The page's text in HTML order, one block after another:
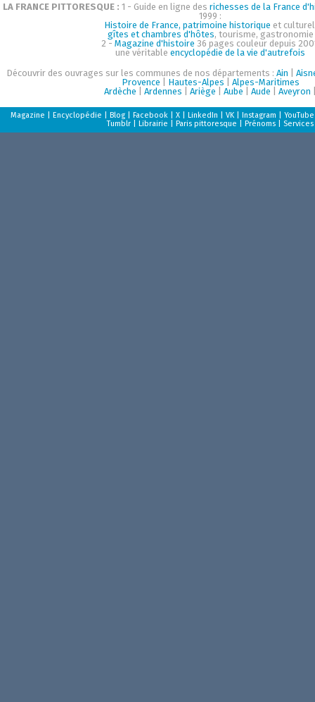
LA FRANCE PITTORESQUE : 1 - Guide en ligne des richesses de la France
1999 :
Histoire de France, patrimoine historique et
gîtes et chambres d'hôtes, tourisme, gastronomie
2 - Magazine d'histoire 36 pages couleur depuis
une véritableencyclopédie de la vie d'autrefois
Découvrir des ouvrages sur les communes de nos départements :Ain |
Provence
Hautes-Alpes
Alpes-Maritimes
Ardèche |Ardennes |Ariège |Aube |Aude |Aveyron
Magazine |Encyclopédie |Blog |Facebook |X |LinkedIn |VK |Instagram |YouTube
Tumblr |Librairie |Paris pittoresque |Prénoms Services